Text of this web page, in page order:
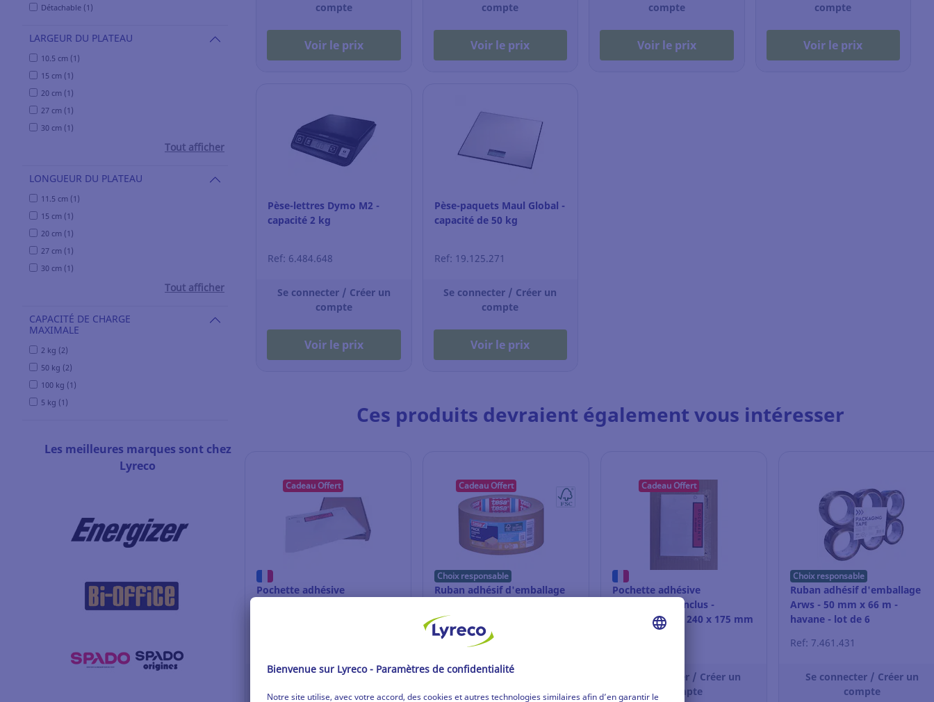
Détachable (1)
LARGEUR DU PLATEAU
10.5 cm (1)
15 cm (1)
20 cm (1)
27 cm (1)
30 cm (1)
Tout afficher
LONGUEUR DU PLATEAU
11.5 cm (1)
15 cm (1)
20 cm (1)
27 cm (1)
30 cm (1)
Tout afficher
CAPACITÉ DE CHARGE
MAXIMALE
2 kg (2)
50 kg (2)
100 kg (1)
5 kg (1)
Les meilleures marques sont chez
Lyreco
compte
Voir le prix
compte
Voir le prix
compte
Voir le prix
compte
Voir le prix
Pèse-lettres Dymo M2 -
capacité 2 kg
Ref: 6.484.648
Se connecter / Créer un
compte
Voir le prix
Pèse-paquets Maul Global -
capacité de 50 kg
Ref: 19.125.271
Se connecter / Créer un
compte
Voir le prix
Ces produits devraient également vous intéresser
Cadeau Offert
Pochette adhésive
Se connecter / Créer un
compte
Cadeau Offert
Choix responsable
Ruban adhésif d'emballage
m - havane
Ref: 14.137.735
Se connecter / Créer un
compte
Cadeau Offert
Pochette adhésive
documents ci-inclus -
plastique - C5 - 240 x 175 mm
- par 1000
Se connecter / Créer un
compte
Choix responsable
Ruban adhésif d'emballage
Arws - 50 mm x 66 m -
havane - lot de 6
Ref: 7.461.431
Se connecter / Créer un
compte